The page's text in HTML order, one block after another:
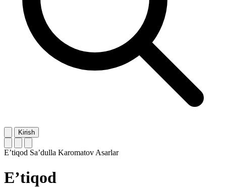
Kirish
E’tiqod Sa’dulla KaromatovAsarlar
E’tiqod